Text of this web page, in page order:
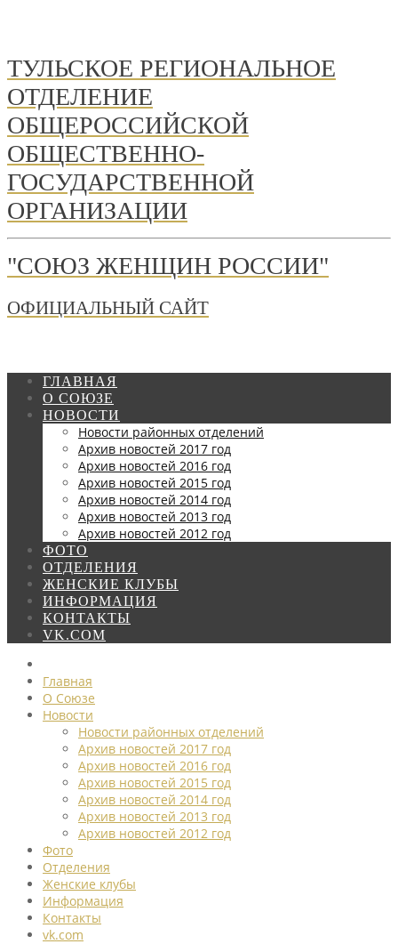
ТУЛЬСКОЕ РЕГИОНАЛЬНОЕ
ОТДЕЛЕНИЕ
ОБЩЕРОССИЙСКОЙ
ОБЩЕСТВЕННО-
ГОСУДАРСТВЕННОЙ
ОРГАНИЗАЦИИ
"СОЮЗ ЖЕНЩИН РОССИИ"
ОФИЦИАЛЬНЫЙ САЙТ
ГЛАВНАЯ
О СОЮЗЕ
НОВОСТИ
Новости районных отделений
Архив новостей 2017 год
Архив новостей 2016 год
Архив новостей 2015 год
Архив новостей 2014 год
Архив новостей 2013 год
Архив новостей 2012 год
ФОТО
ОТДЕЛЕНИЯ
ЖЕНСКИЕ КЛУБЫ
ИНФОРМАЦИЯ
КОНТАКТЫ
VK.COM
Главная
О Союзе
Новости
Новости районных отделений
Архив новостей 2017 год
Архив новостей 2016 год
Архив новостей 2015 год
Архив новостей 2014 год
Архив новостей 2013 год
Архив новостей 2012 год
Фото
Отделения
Женские клубы
Информация
Контакты
vk.com